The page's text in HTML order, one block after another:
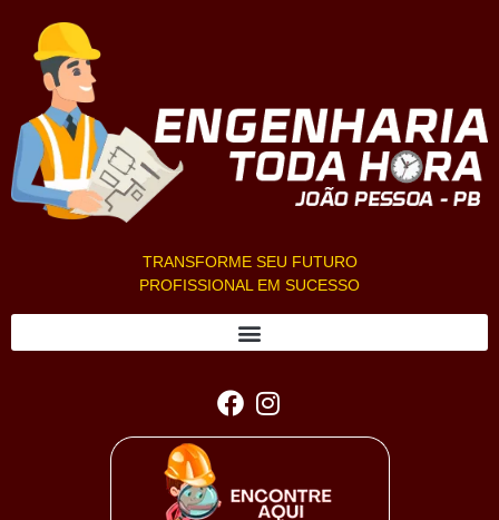
TRANSFORME SEU FUTURO
PROFISSIONAL EM SUCESSO